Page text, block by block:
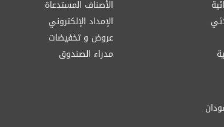
الأصناف المستدعاة
الإمداد الإلكتروني
عروض و تخفيضات
مدراء الصندوق